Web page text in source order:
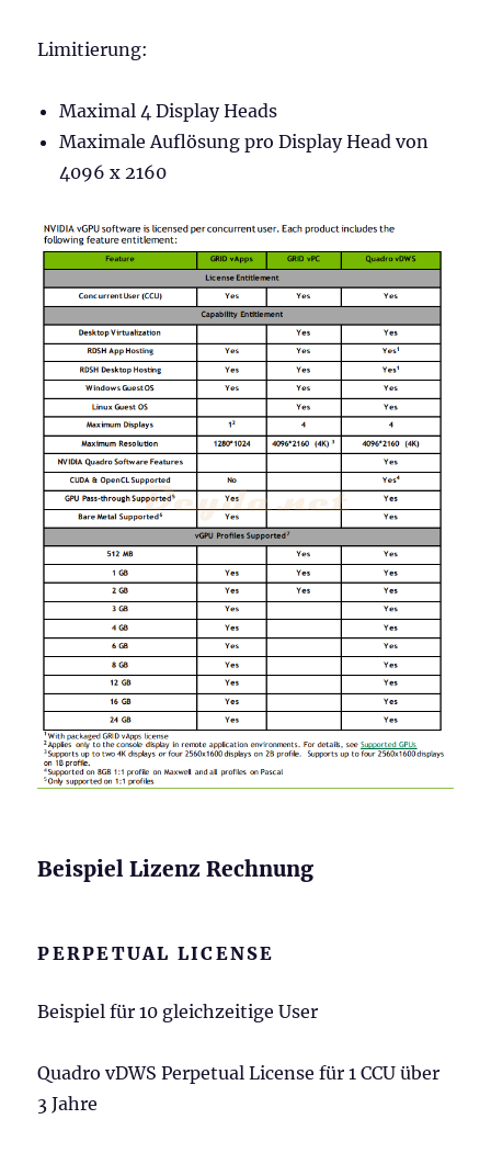
Limitierung:
Maximal 4 Display Heads
Maximale Auflösung pro Display Head von
4096 x 2160
Beispiel Lizenz Rechnung
PERPETUAL LICENSE
Beispiel für 10 gleichzeitige User
Quadro vDWS Perpetual License für 1 CCU über
3 Jahre